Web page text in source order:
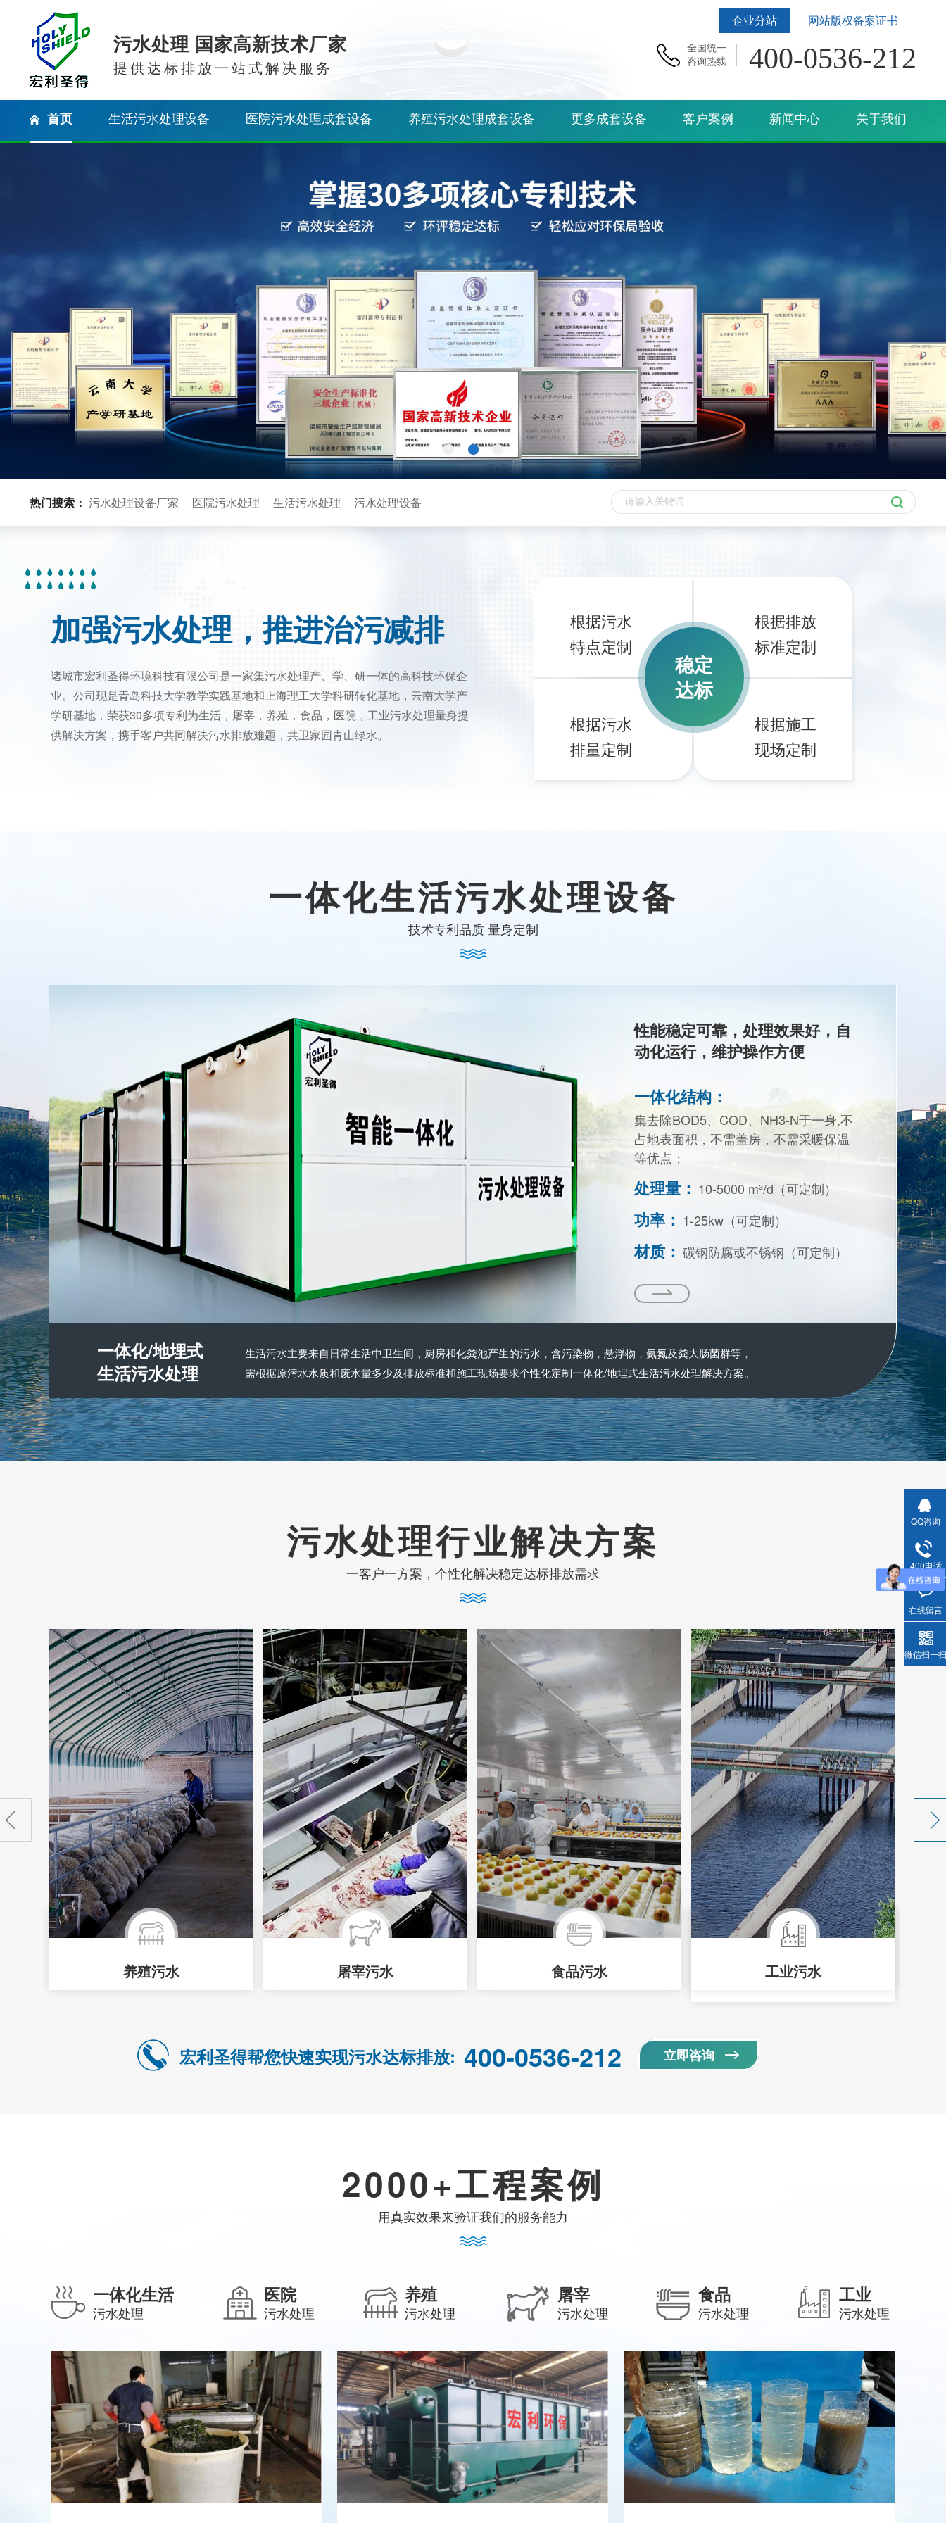
企业分站 网站版权备案证书
污水处理 国家高新技术厂家
提供达标排放一站式解决服务
全国统一
咨询热线
400-0536-212
首页 生活污水处理设备 医院污水处理成套设备 养殖污水处理成套设备 更多成套设备 客户案例 新闻中心 关于我们
热门搜索： 污水处理设备厂家 医院污水处理 生活污水处理 污水处理设备
加强污水处理，推进治污减排
诸城市宏利圣得环境科技有限公司是一家集污水处理产、学、研一体的高科技环保企
业。公司现是青岛科技大学教学实践基地和上海理工大学科研转化基地，云南大学产
学研基地，荣获30多项专利为生活，屠宰，养殖，食品，医院，工业污水处理量身提
供解决方案，携手客户共同解决污水排放难题，共卫家园青山绿水。
稳定
达标
根据污水
特点定制
根据排放
标准定制
根据污水
排量定制
根据施工
现场定制
性能稳定可靠，处理效果好，自
动化运行，维护操作方便
一体化结构：
集去除BOD5、COD、NH3-N于一身,不
占地表面积，不需盖房，不需采暖保温
等优点；
处理量： 10-5000 m³/d（可定制）
功率： 1-25kw（可定制）
材质： 碳钢防腐或不锈钢（可定制）
一体化生活污水处理设备
技术专利品质 量身定制
一体化/地埋式
生活污水处理
生活污水主要来自日常生活中卫生间，厨房和化粪池产生的污水，含污染物，悬浮物，氨氮及粪大肠菌群等，
需根据原污水水质和废水量多少及排放标准和施工现场要求个性化定制一体化/地埋式生活污水处理解决方案。
污水处理行业解决方案
一客户一方案，个性化解决稳定达标排放需求
养殖污水 屠宰污水 食品污水 工业污水
宏利圣得帮您快速实现污水达标排放: 400-0536-212 立即咨询
2000+工程案例
用真实效果来验证我们的服务能力
一体化生活
污水处理
医院
污水处理
养殖
污水处理
屠宰
污水处理
食品
污水处理
工业
污水处理
QQ咨询
400电话
在线留言
微信扫一扫